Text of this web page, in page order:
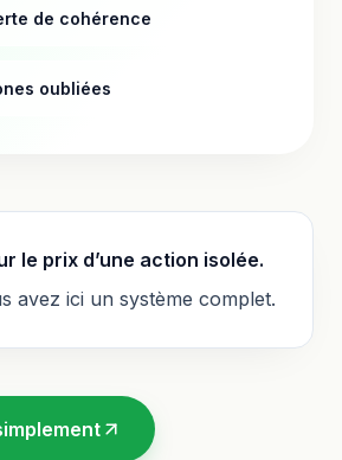
de cohérence
oubliées
le prix d’une action isolée.
avez ici un système complet.